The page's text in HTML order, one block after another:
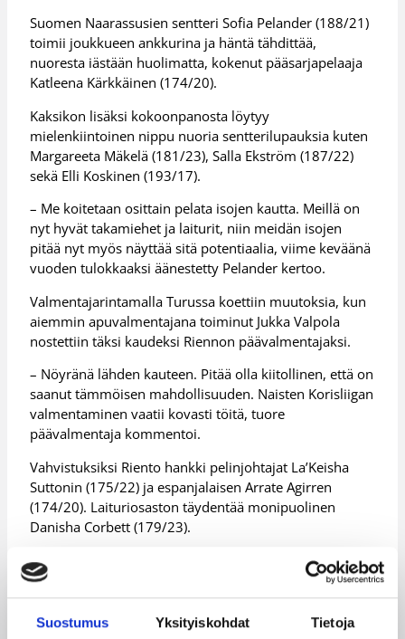
Suostumus Yksityiskohdat Tietoja
Suomen Naarassusien sentteri Sofia Pelander (188/21)
toimii joukkueen ankkurina ja häntä tähdittää,
nuoresta iästään huolimatta, kokenut pääsarjapelaaja
Katleena Kärkkäinen (174/20).
Kaksikon lisäksi kokoonpanosta löytyy
mielenkiintoinen nippu nuoria sentterilupauksia kuten
Margareeta Mäkelä (181/23), Salla Ekström (187/22)
sekä Elli Koskinen (193/17).
– Me koitetaan osittain pelata isojen kautta. Meillä on
nyt hyvät takamiehet ja laiturit, niin meidän isojen
pitää nyt myös näyttää sitä potentiaalia, viime keväänä
vuoden tulokkaaksi äänestetty Pelander kertoo.
Valmentajarintamalla Turussa koettiin muutoksia, kun
aiemmin apuvalmentajana toiminut Jukka Valpola
nostettiin täksi kaudeksi Riennon päävalmentajaksi.
– Nöyränä lähden kauteen. Pitää olla kiitollinen, että on
saanut tämmöisen mahdollisuuden. Naisten Korisliigan
valmentaminen vaatii kovasti töitä, tuore
päävalmentaja kommentoi.
Vahvistuksiksi Riento hankki pelinjohtajat La’Keisha
Suttonin (175/22) ja espanjalaisen Arrate Agirren
(174/20). Laituriosaston täydentää monipuolinen
Danisha Corbett (179/23).
Lisätietoja:
Keravalla tavoitteena pudotuspelit ja